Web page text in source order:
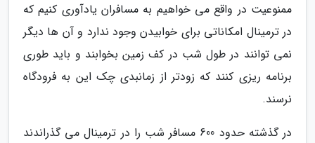
ممنوعیت در واقع می خواهیم به مسافران یادآوری کنیم که
در ترمینال امکاناتی برای خوابیدن وجود ندارد و آن ها دیگر
نمی توانند در طول شب در کف زمین بخوابند و باید طوری
برنامه ریزی کنند که زودتر از زمانبدی چک این به فرودگاه
نرسند.
در گذشته حدود 600 مسافر شب را در ترمینال می گذراندند